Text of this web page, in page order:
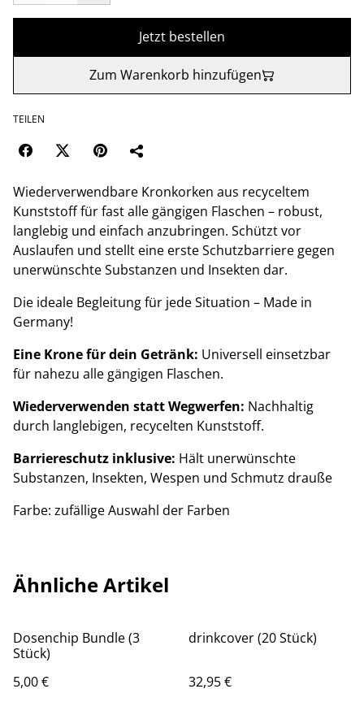
Jetzt bestellen
Zum Warenkorb hinzufügen
TEILEN
Wiederverwendbare Kronkorken aus recyceltem
Kunststoff für fast alle gängigen Flaschen – robust,
langlebig und einfach anzubringen. Schützt vor
Auslaufen und stellt eine erste Schutzbarriere gegen
unerwünschte Substanzen und Insekten dar.
Die ideale Begleitung für jede Situation – Made in
Germany!
Eine Krone für dein Getränk: Universell einsetzbar
für nahezu alle gängigen Flaschen.
Wiederverwenden statt Wegwerfen: Nachhaltig
durch langlebigen, recycelten Kunststoff.
Barriereschutz inklusive: Hält unerwünschte
Substanzen, Insekten, Wespen und Schmutz drauße
Farbe: zufällige Auswahl der Farben
Ähnliche Artikel
Dosenchip Bundle (3
Stück)
5,00 €
drinkcover (20 Stück)
32,95 €